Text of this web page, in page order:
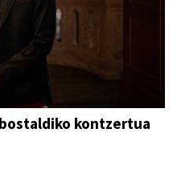
kontzertua